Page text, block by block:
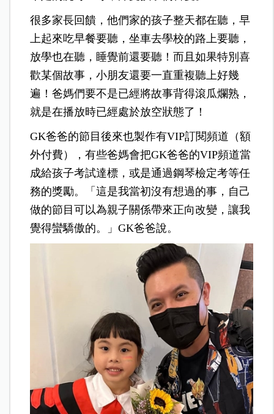
很多家長回饋，他們家的孩子整天都在聽，早
上起來吃早餐要聽，坐車去學校的路上要聽，
放學也在聽，睡覺前還要聽！而且如果特別喜
歡某個故事，小朋友還要一直重複聽上好幾
遍！爸媽們要不是已經將故事背得滾瓜爛熟，
就是在播放時已經處於放空狀態了！
GK爸爸的節目後來也製作有VIP訂閱頻道（額
外付費），有些爸媽會把GK爸爸的VIP頻道當
成給孩子考試達標，或是通過鋼琴檢定考等任
務的獎勵。「這是我當初沒有想過的事，自己
做的節目可以為親子關係帶來正向改變，讓我
覺得蠻驕傲的。」GK爸爸說。